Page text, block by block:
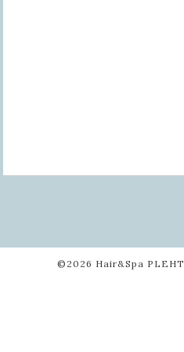
©2026 Hair&Spa PLEHT